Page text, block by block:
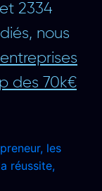
2334
nous
des 70k€
les
réussite,